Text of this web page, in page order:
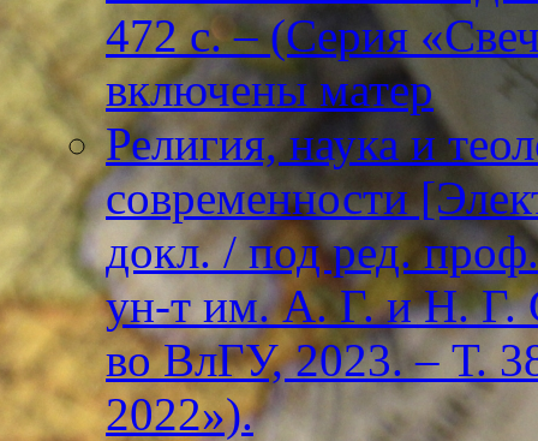
472 с. – (Серия
включены матер
Религия, наука и
современности
докл. / под ред.
ун-т им. А. Г. и Н. Г.
во ВлГУ, 2023. – Т.
2022»).